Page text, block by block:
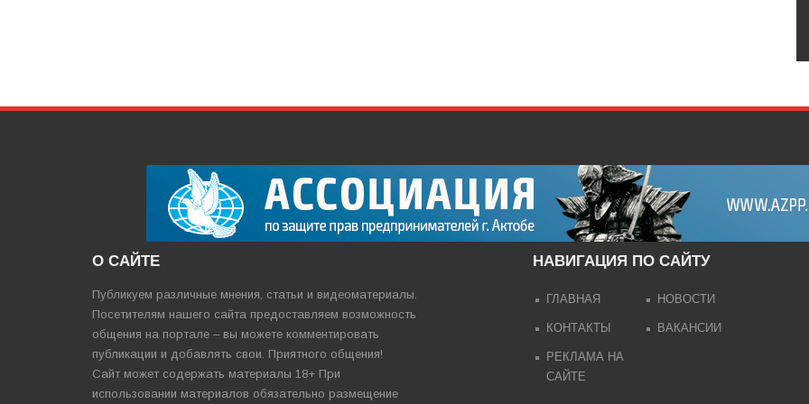
О САЙТЕ
Публикуем различные мнения, статьи и видеоматериалы.
Посетителям нашего сайта предоставляем возможность
общения на портале – вы можете комментировать
публикации и добавлять свои. Приятного общения!
Сайт может содержать материалы 18+ При
использовании материалов обязательно размещение
НАВИГАЦИЯ ПО САЙТУ
ГЛАВНАЯ НОВОСТИ
КОНТАКТЫ ВАКАНСИИ
РЕКЛАМА НА
САЙТЕ